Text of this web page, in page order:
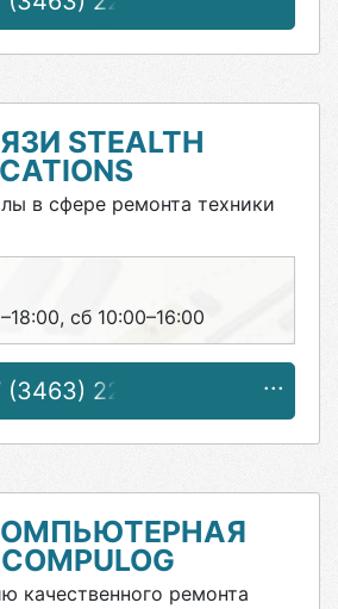
STEALTH
в сфере ремонта техники
сб 10:00–16:00
(3463) 22-33-22
качественного ремонта